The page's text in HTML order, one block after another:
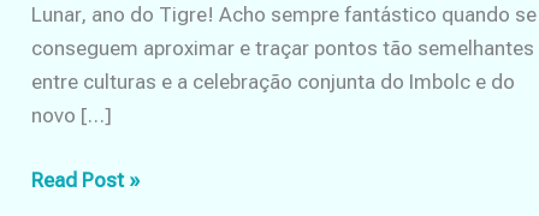
Lunar, ano do Tigre! Acho sempre fantástico quando se
conseguem aproximar e traçar pontos tão semelhantes
entre culturas e a celebração conjunta do Imbolc e do
novo […]
A
Read Post »